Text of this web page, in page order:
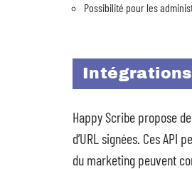
Possibilité pour les
Happy Scribe propose
d’URL signées. Ces
du marketing peuvent